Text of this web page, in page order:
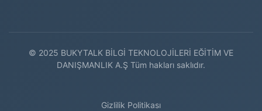
© 2025 BUKYTALK BİLGİ TEKNOLOJİLERİ EĞİTİM VE
DANIŞMANLIK A.Ş Tüm hakları saklıdır.
Gizlilik Politikası